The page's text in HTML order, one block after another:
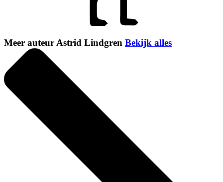
Meer auteur Astrid Lindgren Bekijk alles